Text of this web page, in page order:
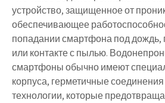
устройство, защищенное от
обеспечивающее
попадании смартфона под дождь,
или контакте с пылью.
смартфоны обычно имеют
корпуса, герметичные соединения
технологии, которые